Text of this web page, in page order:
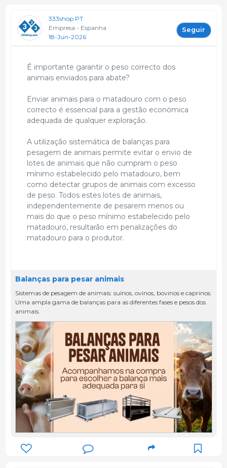
333shop PT
Empresa - Espanha
18-Jun-2026
Seguir
É importante garantir o peso correcto dos
animais enviados para abate?
Enviar animais para o matadouro com o peso
correcto é essencial para a gestão económica
adequada de qualquer exploração.
A utilização sistemática de balanças para
pesagem de animais permite evitar o envio de
lotes de animais que não cumpram o peso
mínimo estabelecido pelo matadouro, bem
como detectar grupos de animais com excesso
de peso. Todos estes lotes de animais,
independentemente de pesarem menos ou
mais do que o peso mínimo estabelecido pelo
matadouro, resultarão em penalizações do
matadouro para o produtor.
Balanças para pesar animais
Sistemas de pesagem de animais: suínos, ovinos, bovinos e caprinos.
Uma ampla gama de balanças para as diferentes fases e pesos dos
animais.